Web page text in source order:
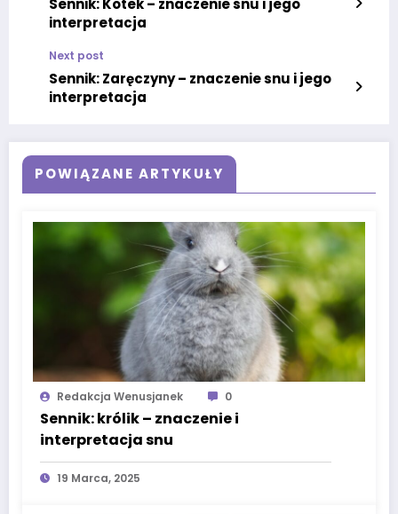
Sennik: Kotek – znaczenie snu i jego
interpretacja
Next post
Sennik: Zaręczyny – znaczenie snu i jego
interpretacja
POWIĄZANE ARTYKUŁY
Redakcja Wenusjanek 0
Sennik: królik – znaczenie i
interpretacja snu
19 Marca, 2025